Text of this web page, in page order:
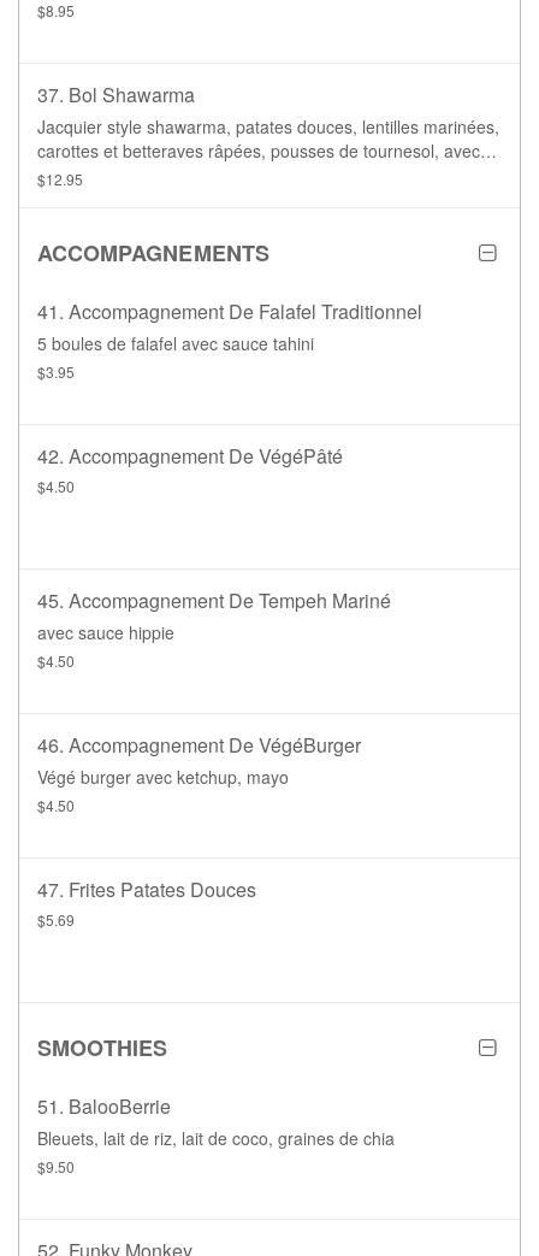
$8.95
37. Bol Shawarma
Jacquier style shawarma, patates douces, lentilles marinées,
carottes et betteraves râpées, pousses de tournesol, avec
$12.95
ACCOMPAGNEMENTS
41. Accompagnement De Falafel Traditionnel
5 boules de falafel avec sauce tahini
$3.95
42. Accompagnement De VégéPâté
$4.50
45. Accompagnement De Tempeh Mariné
avec sauce hippie
$4.50
46. Accompagnement De VégéBurger
Végé burger avec ketchup, mayo
$4.50
47. Frites Patates Douces
$5.69
SMOOTHIES
51. BalooBerrie
Bleuets, lait de riz, lait de coco, graines de chia
$9.50
52. Funky Monkey